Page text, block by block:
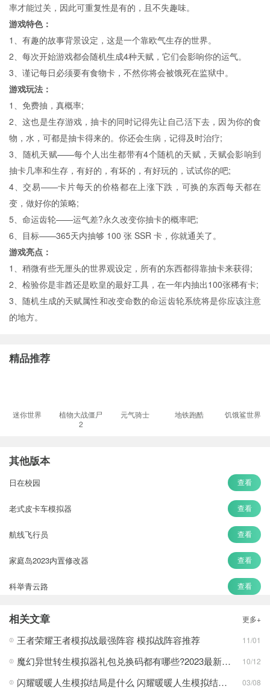
率才能过关，因此可重复性是有的，且不失趣味。
游戏特色：
1、有趣的故事背景设定，这是一个靠欧气生存的世界。
2、每次开始游戏都会随机生成4种天赋，它们会影响你的运气。
3、谨记每日必须要有食物卡，不然你将会被饿死在监狱中。
游戏玩法：
1、免费抽，真概率;
2、这也是生存游戏，抽卡的同时记得先让自己活下去，因为你的食
物，水，可都是抽卡得来的。你还会生病，记得及时治疗;
3、随机天赋——每个人出生都带有4个随机的天赋，天赋会影响到
抽卡几率和生存，有好的，有坏的，有好玩的，试试你的吧;
4、交易——卡片每天的价格都在上涨下跌，可换的东西每天都在
变，做好你的策略;
5、命运齿轮——运气差?永久改变你抽卡的概率吧;
6、目标——365天内抽够 100 张 SSR 卡，你就通关了。
游戏亮点：
1、稍微有些无厘头的世界观设定，所有的东西都得靠抽卡来获得;
2、检验你是非酋还是欧皇的最好工具，在一年内抽出100张稀有卡;
3、随机生成的天赋属性和改变命数的命运齿轮系统将是你应该注意
的地方。
精品推荐
迷你世界
植物大战僵尸
2
元气骑士 地铁跑酷 饥饿鲨世界
其他版本
日在校园 查看
老式皮卡车模拟器 查看
航线飞行员 查看
家庭岛2023内置修改器 查看
科举青云路 查看
长生劫
荒岛的王 查看
相关文章 更多+
王者荣耀王者模拟战最强阵容 模拟战阵容推荐 11/01
魔幻异世转生模拟器礼包兑换码都有哪些?2023最新礼包兑换码一览 10/12
闪耀暖暖人生模拟结局是什么 闪耀暖暖人生模拟结局攻略 03/08